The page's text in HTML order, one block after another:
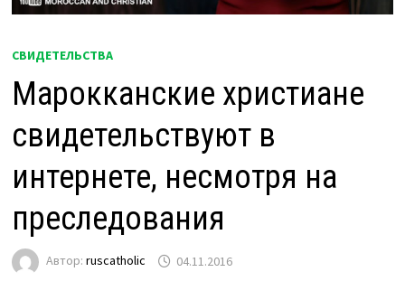
СВИДЕТЕЛЬСТВА
Марокканские христиане
свидетельствуют в
интернете, несмотря на
преследования
Автор:ruscatholic 04.11.2016